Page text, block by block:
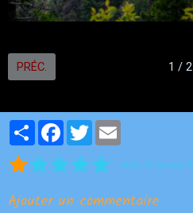
PRÉC. 1 / 2
PartagerFacebook
Twitter
1 vote. Moyenne 1
Ajouter un commentaire